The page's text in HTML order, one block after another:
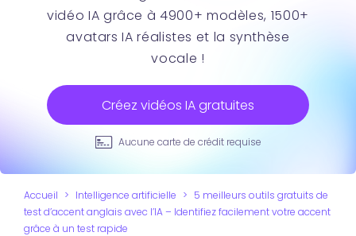
vidéo IA grâce à 4900+ modèles, 1500+
avatars IA réalistes et la synthèse
vocale !
Créez vidéos IA gratuites
Aucune carte de crédit requise
Accueil > Intelligence artificielle > 5 meilleurs outils gratuits de
test d’accent anglais avec l’IA – Identifiez facilement votre accent
grâce à un test rapide